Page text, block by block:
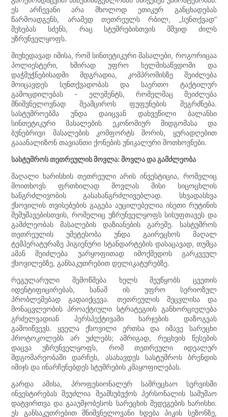
ეს არჩევანი არა მხოლოდ ეთიკურ განცხადებას
წარმოადგენს, არამედ თეთრეულს რბილ, „სუნთქვად“
შეხებას სძენს, რაც სტუმრებისთვის მშვიდ ძილს
უზრუნველყოფს.
მიუხედავად იმისა, რომ სინთეტიკური მასალები, როგორიცაა
პოლიესტერი, ხშირად უფრო ხელმისაწვდომი და
დაჭმუჭნებისადმი მდგრადია, კომპრომისზე შეიძლება
მოიცავდეს სუნთქვადობას და საერთო ტაქტილურ
გამოცდილებას - ელემენტს, რომელმაც შეიძლება
მნიშვნელოვნად შეამციროს ფუფუნების შეგრძნება.
სასტუმროებმა უნდა დაიცვან დახვეწილი ბალანსი
სინთეტიკური მასალების ეკონომიურ მიდგომასა და
ბუნებრივი მასალების კომფორტს შორის, ყურადღებით
გააანალიზონ თავიანთი ქონების უნიკალური მოთხოვნები.
სასტუმროს თეთრეულის მოვლა: მოვლა და გამძლეობა
მაღალი ხარისხის თეთრეული არის ინვესტიცია, რომელიც
მოითხოვს ფრთხილად მოვლას მისი სიცოცხლის
ხანგრძლივობის გასახანგრძლივებლად. სხვადასხვა
ქსოვილის თვისებების გაგება აუცილებელია ისეთი რუტინის
შემუშავებისთვის, რომელიც უზრუნველყოფს სისუფთავეს და
გამძლეობას მასალების დაზიანების გარეშე. სასტუმროს
თეთრეულის უმეტესობა უნდა გაირეცხოს მაღალ
ტემპერატურაზე ჰიგიენური სტანდარტების დასაცავად, თუმცა
ამან შეიძლება უარყოფითად იმოქმედოს გარკვეულ
ქსოვილებზე, განსაკუთრებით დელიკატურებზე.
რეგულარული შემოწმება ხელს შეუწყობს ცვეთის
იდენტიფიცირებას, სანამ ის უფრო სერიოზულ
პრობლემებად გადაიქცევა. თეთრეულის შეცვლისა და
მონაცვლეობის პროაქტიული სტრატეგიის განხორციელება
გრძელვადიან პერსპექტივაში ხარჯების დაზოგვას
გამოიწვევს. ყველა ქსოვილი ერთსა და იმავე სარეცხი
პროტოკოლებს არ უძლებს; ამრიგად, რეცხვის წესების
დაცვა უზრუნველყოფს, რომ თეთრეული იდეალურ
მდგომარეობაში დარჩეს, ასახავდეს სასტუმროს ბრენდის
იმიჯს და ინარჩუნებდეს სტუმრების კმაყოფილებას.
გარდა ამისა, პროფესიონალურ სამრეცხაო სერვისში
ინვესტირებას შეუძლია შეამსუბუქოს პერსონალის სამუშაო
დატვირთვა და გააუმჯობესოს სარეცხის შედეგების ხარისხი.
ეს განსაკუთრებით მნიშვნელოვანი ხდება პიკის სეზონზე,